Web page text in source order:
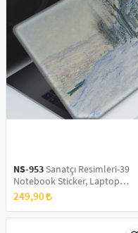
NS-953 Sanatçı Resimleri-39
Notebook Sticker, Laptop
sticker,, Hp Sticker, Asus Sticker,
15.6 inç Sticker
249,90